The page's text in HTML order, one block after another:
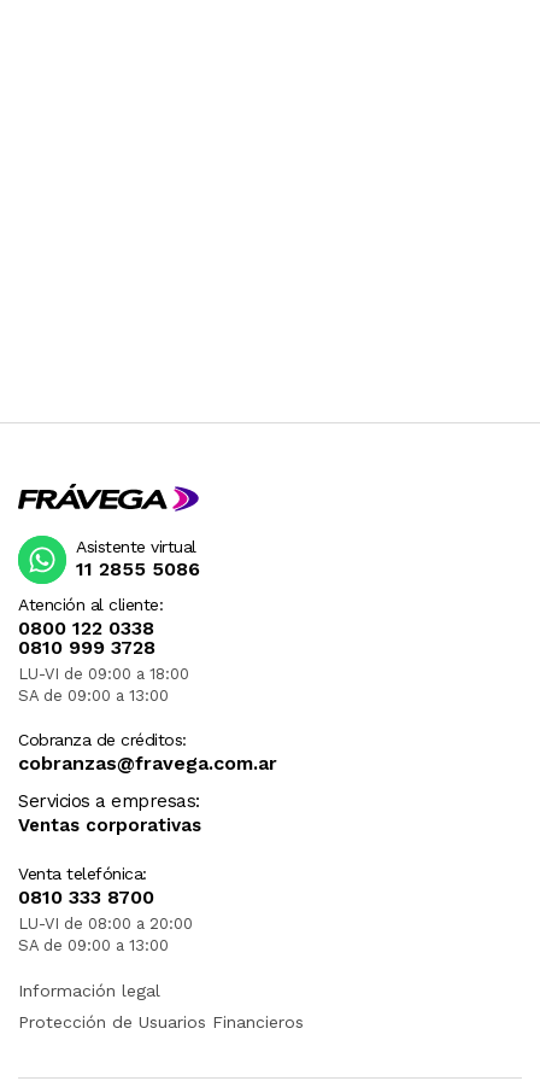
Atención al cliente:
0800 122 0338
0810 999 3728
LU-VI de 09:00 a 18:00
SA de 09:00 a 13:00
Cobranza de créditos:
cobranzas@fravega.com.ar
Servicios a empresas:
Ventas corporativas
Venta telefónica:
0810 333 8700
LU-VI de 08:00 a 20:00
SA de 09:00 a 13:00
Asistente virtual
11 2855 5086
Información legal
Protección de Usuarios Financieros